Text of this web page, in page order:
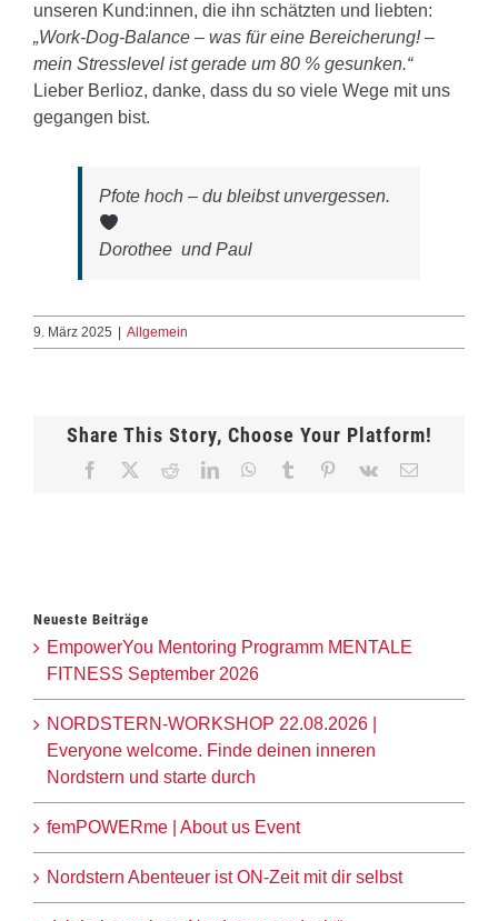
unseren Kund:innen, die ihn schätzten und liebten:
„Work-Dog-Balance – was für eine Bereicherung! –
mein Stresslevel ist gerade um 80 % gesunken.“
Lieber Berlioz, danke, dass du so viele Wege mit uns
gegangen bist.
Pfote hoch – du bleibst unvergessen.
Dorothee und Paul
9. März 2025 Allgemein
Share This Story, Choose Your Platform!
Facebook RedditLinkedInWhatsApp
Tumblr Pinterest
Vk
E-
Neueste Beiträge
EmpowerYou Mentoring Programm MENTALE
FITNESS September 2026
NORDSTERN-WORKSHOP 22.08.2026 |
Everyone welcome. Finde deinen inneren
Nordstern und starte durch
femPOWERme | About us Event
Nordstern Abenteuer ist ON-Zeit mit dir selbst